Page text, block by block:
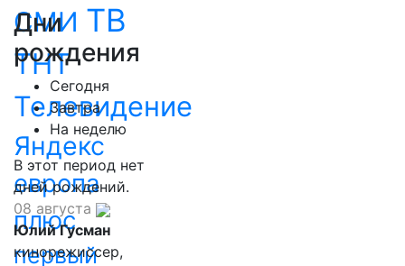
СМИ ТВ
ТНТ
Телевидение
Яндекс
европа
плюс
первый
Дни
рождения
Сегодня
Завтра
На неделю
В этот период нет
дней рождений.
08 августа
Юлий Гусман
кинорежиссер,